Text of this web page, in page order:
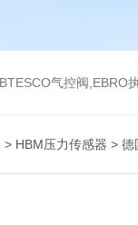
气控阀,EBRO
> HBM压力传感器 > 德